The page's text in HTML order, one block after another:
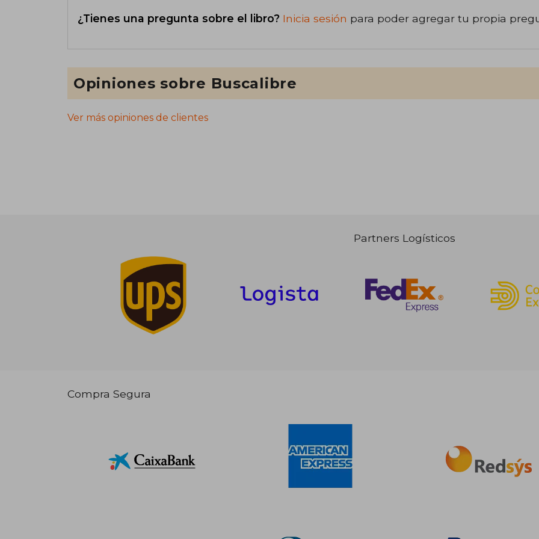
¿Tienes una pregunta sobre el libro? Inicia sesión para poder agregar tu propia
Opiniones sobre Buscalibre
Ver más opiniones de clientes
Partners Logísticos
Compra Segura